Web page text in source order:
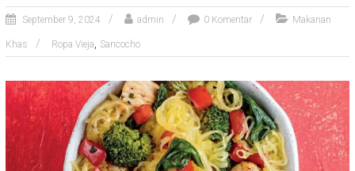
September 9, 2024 admin 0 Komentar Makanan
Khas Ropa Vieja, Sancocho